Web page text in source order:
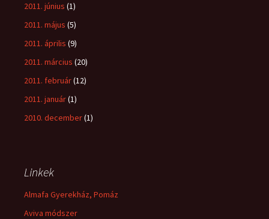
2011. június (1)
2011. május (5)
2011. április (9)
2011. március (20)
2011. február(12)
2011. január(1)
2010. december(1)
Linkek
Almafa Gyerekház, Pomáz
Aviva módszer